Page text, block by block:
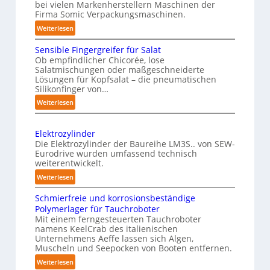
a
l
I
u
n
g
n
v
o
n
i
l
A
I
a
u
f
t
l
c
h
e
I
n
l
n
z
e
r
s
bei vielen Markenherstellern Maschinen der
Firma Somic Verpackungsmaschinen.
Weiterlesen:
M
a
g
a
z
i
n
B
e
l
a
d
u
n
g
f
ü
r
K
a
Sensible Fingergreifer für Salat
Ob empfindlicher Chicorée, lose
Salatmischungen oder maßgeschneiderte
Lösungen für Kopfsalat – die pneumatischen
Silikonfinger von…
Weiterlesen:
S
n
s
i
b
l
i
n
g
e
r
Elektrozylinder
Die Elektrozylinder der Baureihe LM3S.. von SEW-
Eurodrive wurden umfassend technisch
weiterentwickelt.
Weiterlesen:
E
l
e
k
t
r
o
z
Schmierfreie und korrosionsbeständige
Polymerlager für Tauchroboter
Mit einem ferngesteuerten Tauchroboter
namens KeelCrab des italienischen
Unternehmens Aeffe lassen sich Algen,
Muscheln und Seepocken von Booten entfernen.
Weiterlesen: